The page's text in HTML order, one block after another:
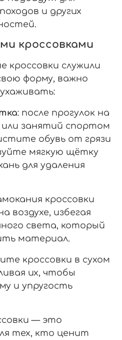
и других
кроссовками
служили
форму, важно
: после прогулок на
или занятий спортом
обувь от грязи
мягкую щётку
для удаления
кроссовки
воздухе, избегая
света, который
материал.
кроссовки в сухом
их, чтобы
и упругость
— это
тех, кто ценит